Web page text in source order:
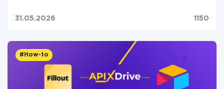
31.05.2026 1150
#How-to